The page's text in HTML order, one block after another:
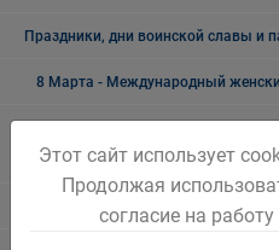
Праздники, дни воинской славы и
8 Марта - Международный
Отечества
Этот сайт использует
Продолжая
согласие на